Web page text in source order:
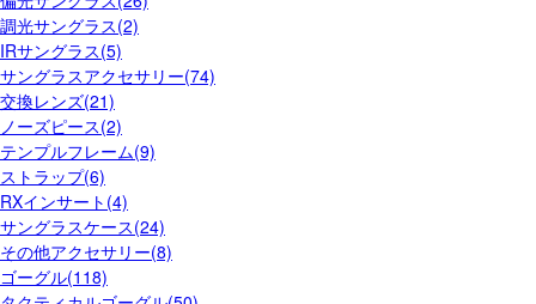
調光サングラス(2)
IRサングラス(5)
サングラスアクセサリー(74)
交換レンズ(21)
ノーズピース(2)
テンプルフレーム(9)
ストラップ(6)
RXインサート(4)
サングラスケース(24)
その他アクセサリー(8)
ゴーグル(118)